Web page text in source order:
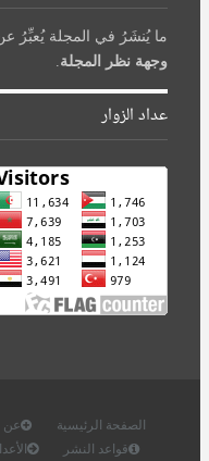
ما يُنشَرُ في المجلة يُعبِّرُ
وجهة نظر المجلة
عداد الزوار
الصفحة الرئيسية عن
قواعد النشر